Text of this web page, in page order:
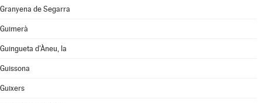
Granyena de Segarra
Guimerà
Guingueta d'Àneu, la
Guissona
Guixers